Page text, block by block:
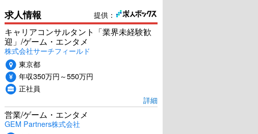
提供：
求人情報
キャリアコンサルタント「業界未経験歓
迎」/ゲーム・エンタメ
株式会社サーチフィールド
東京都
年収350万円～550万円
正社員
詳細
営業/ゲーム・エンタメ
GEM Partners株式会社